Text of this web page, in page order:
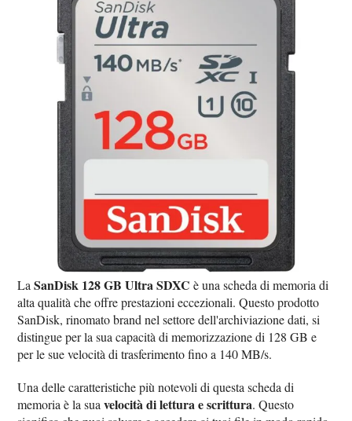
LaSanDisk 128 GB Ultra SDXC è una scheda di memoria di
alta qualità che offre prestazioni eccezionali. Questo prodotto
SanDisk, rinomato brand nel settore dell'archiviazione dati, si
distingue per la sua capacità di memorizzazione di 128 GB e
per le sue velocità di trasferimento fino a 140 MB/s.
Una delle caratteristiche più notevoli di questa scheda di
memoria è la suavelocità di lettura e scrittura. Questo